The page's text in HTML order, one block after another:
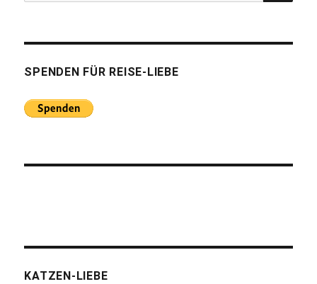
SPENDEN FÜR REISE-LIEBE
KATZEN-LIEBE